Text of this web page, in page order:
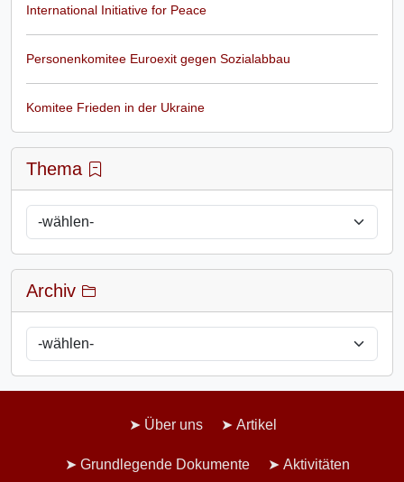
International Initiative for Peace
Personenkomitee Euroexit gegen Sozialabbau
Komitee Frieden in der Ukraine
Thema
Archiv
Über uns Artikel
Grundlegende Dokumente Aktivitäten